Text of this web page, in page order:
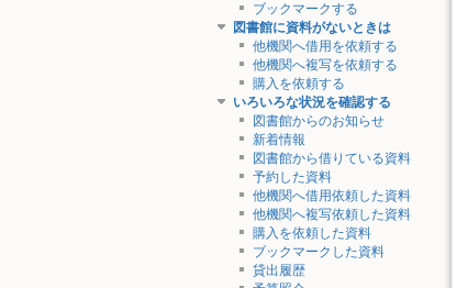
ブックマークする
図書館に資料がないときは
他機関へ借用を依頼する
他機関へ複写を依頼する
購入を依頼する
いろいろな状況を確認する
図書館からのお知らせ
新着情報
図書館から借りている資料
予約した資料
他機関へ借用依頼した資料
他機関へ複写依頼した資料
購入を依頼した資料
ブックマークした資料
貸出履歴